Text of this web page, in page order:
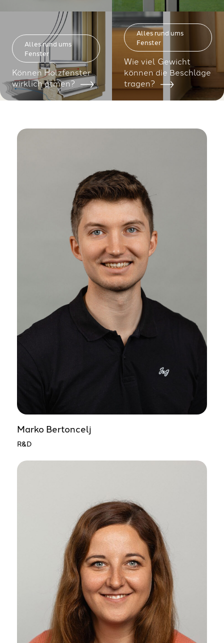
Alles rund ums
Fenster
Können Holzfenster
wirklich atmen?
Alles rund ums
Fenster
Wie viel Gewicht
können die Beschläge
tragen?
Marko Bertoncelj
R&D